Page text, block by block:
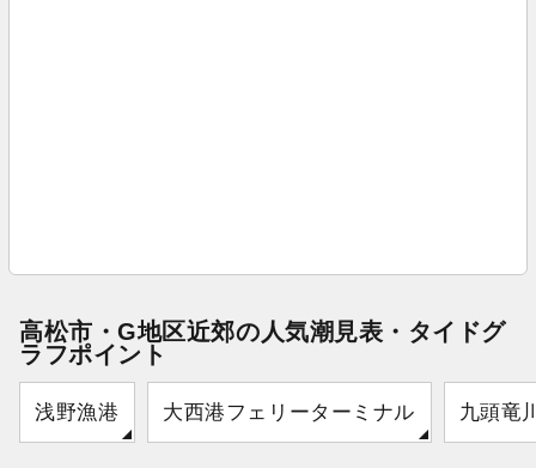
高松市・G地区近郊の人気潮見表・タイドグ
ラフポイント
浅野漁港 大西港フェリーターミナル 九頭竜